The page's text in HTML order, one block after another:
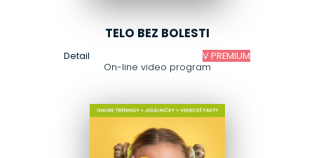
TELO BEZ BOLESTI
On-line video program
Detail V PREMIUM